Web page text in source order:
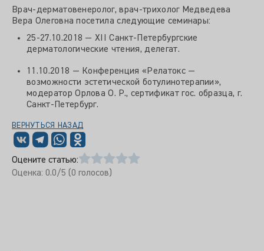
Врач-дерматовенеролог, врач-трихолог Медведева
Вера Олеговна посетила следующие семинары:
25-27.10.2018 — XII Санкт-Петербургские
дерматологические чтения, делегат.
11.10.2018 — Конференция «Релатокс —
возможности эстетической ботулинотерапии»,
модератор Орлова О. Р., сертификат гос. образца, г.
Санкт-Петербург.
ВЕРНУТЬСЯ НАЗАД
Оцените статью:
Оценка: 0.0/5 (0 голосов)